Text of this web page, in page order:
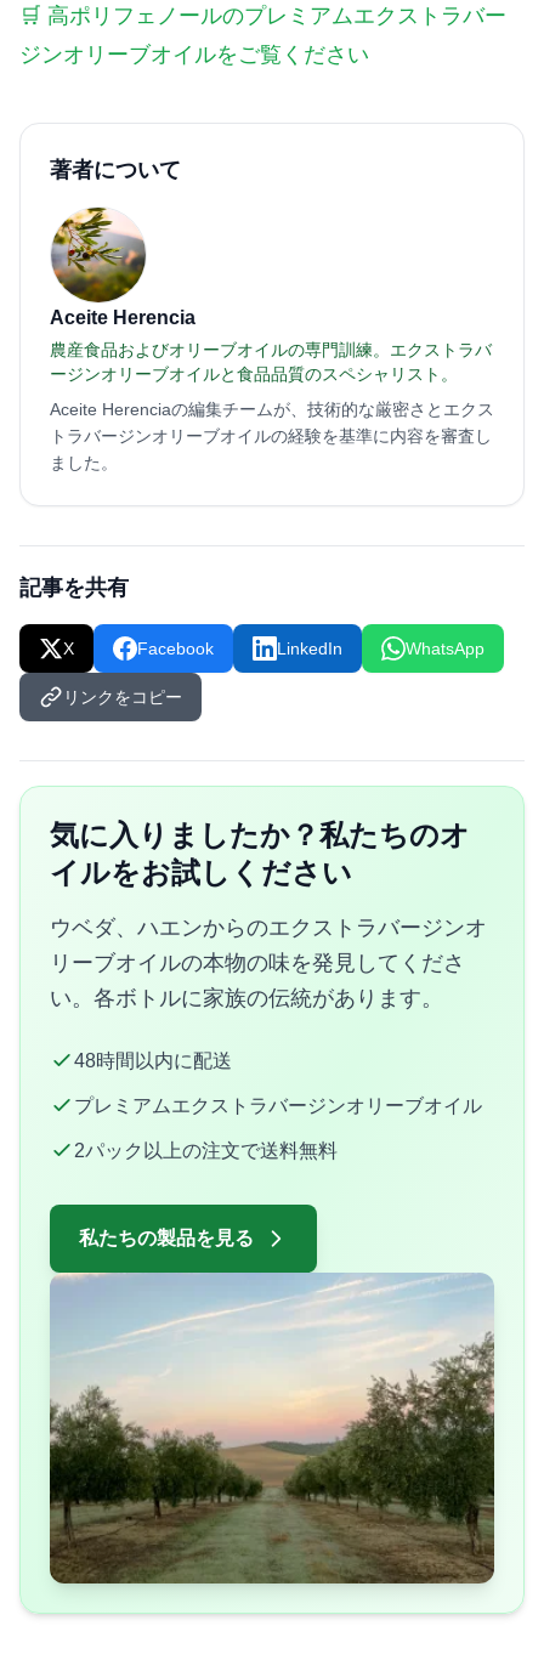
🛒 高ポリフェノールのプレミアムエクストラバー
ジンオリーブオイルをご覧ください
著者について
Aceite Herencia
農産食品およびオリーブオイルの専門訓練。エクストラバ
ージンオリーブオイルと食品品質のスペシャリスト。
Aceite Herenciaの編集チームが、技術的な厳密さとエクス
トラバージンオリーブオイルの経験を基準に内容を審査し
ました。
記事を共有
X Facebook LinkedIn WhatsApp
リンクをコピー
気に入りましたか？私たちのオ
イルをお試しください
ウベダ、ハエンからのエクストラバージンオ
リーブオイルの本物の味を発見してくださ
い。各ボトルに家族の伝統があります。
48時間以内に配送
プレミアムエクストラバージンオリーブオイル
2パック以上の注文で送料無料
私たちの製品を見る